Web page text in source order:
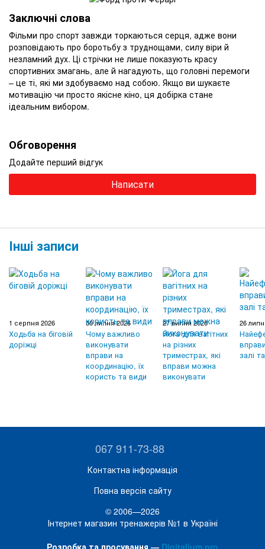
Заключні слова
Фільми про спорт завжди торкаються серця, адже вони
розповідають про боротьбу з труднощами, силу віри й
незламний дух. Ці стрічки не лише показують красу
спортивних змагань, але й нагадують, що головні перемоги
– це ті, які ми здобуваємо над собою. Якщо ви шукаєте
мотивацію чи просто якісне кіно, ця добірка стане
ідеальним вибором.
Обговорення
Додайте перший відгук
Написати
Інші записи
1 серпня 2026
Ходьба на біговій
доріжці
30 липня 2026
Чому важливо
виконувати
вправи на
координацію, їх
користь та види
27 липня 2026
Йога для вагітних
на різних
триместрах, які
вправи можна
виконувати
26
залі
067 911-73-88
Контактна інформація
Повна версія сайту
© 2006—2026
Інтернет магазин тренажерів №1 в Україні
Розробка та просування — Digitalium.pro